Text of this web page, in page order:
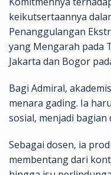
keikutsertaannya
Penanggulangan
yang Mengarah pada
Jakarta dan Bogor
Bagi Admiral,
menara gading. Ia
sosial, menjadi bagian
Sebagai dosen, ia
membentang dari